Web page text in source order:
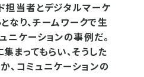
担当者とデジタルマーケ
なり、チームワークで生
ニケーションの事例だ。
まってもらい、そうした
、コミュニケーションの